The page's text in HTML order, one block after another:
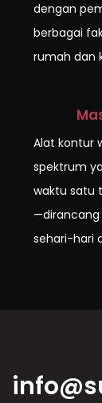
dengan
berbagai
rumah dan
Alat kontur
spektrum
waktu satu
—dirancang
sehari-hari